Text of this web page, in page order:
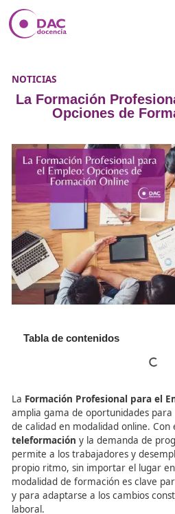
NOTICIAS
La Formación
Tabla de contenidos
LaFormación Profesional
amplia gama de
de calidad en modalidad